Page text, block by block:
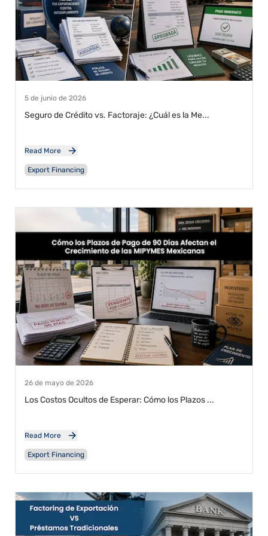
5 de junio de 2026
Seguro de Crédito vs. Factoraje: ¿Cuál es la Me...
Read More
Export Financing
26 de mayo de 2026
Los Costos Ocultos de Esperar: Cómo los Plazos ...
Read More
Export Financing